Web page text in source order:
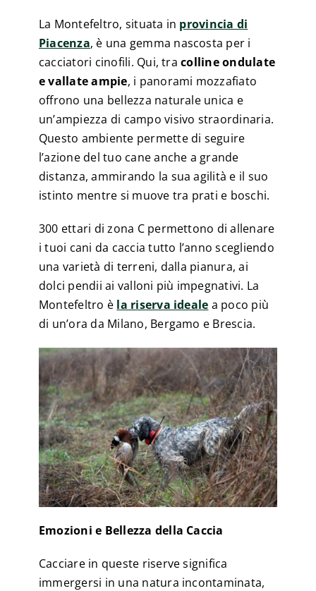
La Montefeltro, situata in provincia di
Piacenza, è una gemma nascosta per i
cacciatori cinofili. Qui, tracolline ondulate
e vallate ampie, i panorami mozzafiato
offrono una bellezza naturale unica e
un’ampiezza di campo visivo straordinaria.
Questo ambiente permette di seguire
l’azione del tuo cane anche a grande
distanza, ammirando la sua agilità e il suo
istinto mentre si muove tra prati e boschi.
300 ettari di zona C permettono di allenare
i tuoi cani da caccia tutto l’anno scegliendo
una varietà di terreni, dalla pianura, ai
dolci pendii ai valloni più impegnativi. La
Montefeltro è la riserva ideale a poco più
di un’ora da Milano, Bergamo e Brescia.
Emozioni e Bellezza della Caccia
Cacciare in queste riserve significa
immergersi in una natura incontaminata,